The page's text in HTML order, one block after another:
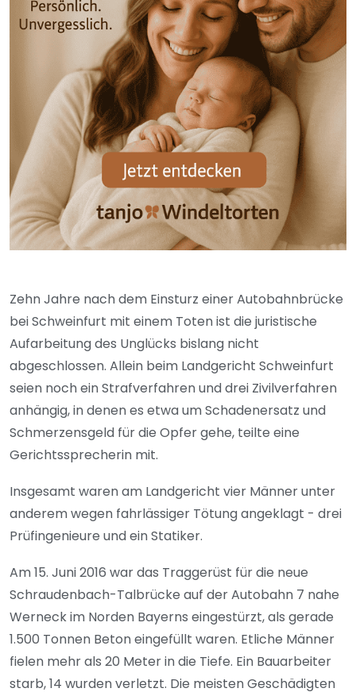
Zehn Jahre nach dem Einsturz einer Autobahnbrücke
bei Schweinfurt mit einem Toten ist die juristische
Aufarbeitung des Unglücks bislang nicht
abgeschlossen. Allein beim Landgericht Schweinfurt
seien noch ein Strafverfahren und drei Zivilverfahren
anhängig, in denen es etwa um Schadenersatz und
Schmerzensgeld für die Opfer gehe, teilte eine
Gerichtssprecherin mit.
Insgesamt waren am Landgericht vier Männer unter
anderem wegen fahrlässiger Tötung angeklagt - drei
Prüfingenieure und ein Statiker.
Am 15. Juni 2016 war das Traggerüst für die neue
Schraudenbach-Talbrücke auf der Autobahn 7 nahe
Werneck im Norden Bayerns eingestürzt, als gerade
1.500 Tonnen Beton eingefüllt waren. Etliche Männer
fielen mehr als 20 Meter in die Tiefe. Ein Bauarbeiter
starb, 14 wurden verletzt. Die meisten Geschädigten